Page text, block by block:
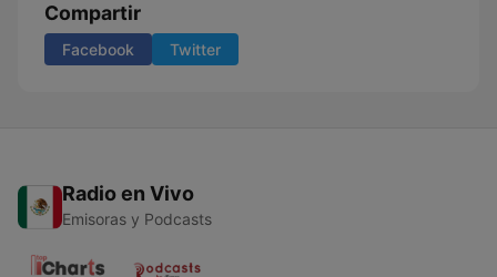
Compartir
Facebook Twitter
Radio en Vivo
Emisoras y Podcasts